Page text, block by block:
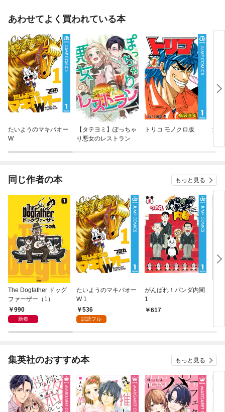
あわせてよく買われている本
たいようのマキバオー
W
【タテヨミ】ぽっちゃ
り悪女のレストラン
トリコ モノクロ版 湘
同じ作者の本 もっと見る
The Dogfather ドッグ
ファーザー（1）
990
新着
たいようのマキバオー
W 1
536
試読フル
がんばれ！パンダ内閣
1
617
集英社のおすすめ本 もっと見る